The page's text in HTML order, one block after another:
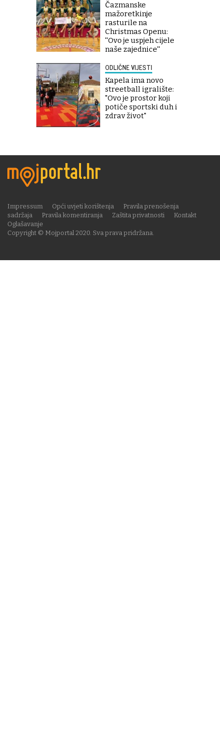
Čazmanske
mažoretkinje
rasturile na
Christmas Openu:
''Ovo je uspjeh cijele
naše zajednice''
ODLIČNE VIJESTI
Kapela ima novo
streetball igralište:
"Ovo je prostor koji
potiče sportski duh i
zdrav život"
Copyright © Mojportal 2020. Sva prava pridržana.
Impressum Opći uvjeti korištenja
Pravila prenošenja
sadržaja
Pravila komentiranja Zaštita privatnosti
Kontakt
Oglašavanje